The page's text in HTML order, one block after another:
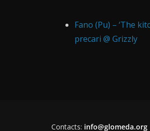
Fano (Pu) – ‘The
precari @ Grizzly
Contacts: info@glomeda.org